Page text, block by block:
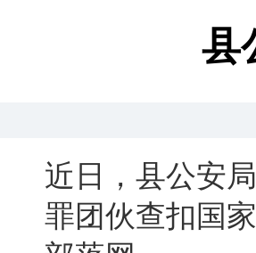
县
近日 ， 县公安
罪团伙查扣国